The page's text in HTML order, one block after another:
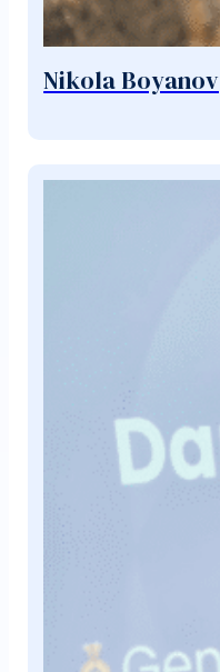
Nikola Boyanov